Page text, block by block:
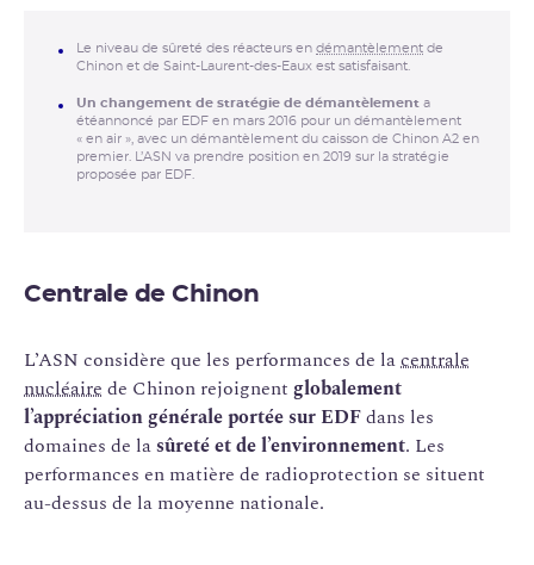
Le niveau de sûreté des réacteurs en démantèlement de
Chinon et de Saint-Laurent-des-Eaux est satisfaisant.
Un changement de stratégie de démantèlement a
étéannoncé par EDF en mars 2016 pour un démantèlement
« en air », avec un démantèlement du caisson de Chinon A2 en
premier. L’ASN va prendre position en 2019 sur la stratégie
proposée par EDF.
Centrale de Chinon
L’ASN considère que les performances de lacentrale
nucléaire de Chinon rejoignent globalement
l’appréciation générale portée sur EDFdans les
domaines de lasûreté et de l’environnement. Les
performances en matière de radioprotection se situent
au-dessus de la moyenne nationale.